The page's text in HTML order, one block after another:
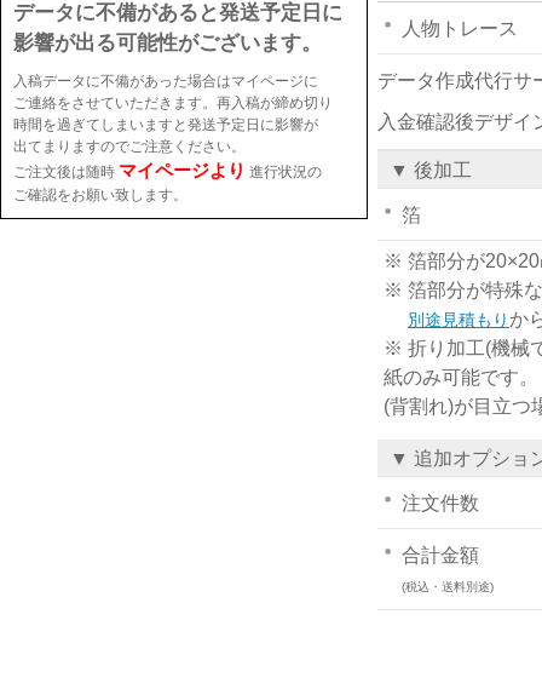
データに不備があると発送予定日に
影響が出る可能性がございます。
入稿データに不備があった場合はマイページに
ご連絡をさせていただきます。再入稿が締め切り
時間を過ぎてしまいますと発送予定日に影響が
出てまりますのでご注意ください。
ご注文後は随時 マイページより 進行状況の
ご確認をお願い致します。
人物トレース
データ作成代行サ
入金確認後デザイ
▼ 後加工
箔
※ 箔部分が20×20
※ 箔部分が特殊
別途見積もりか
※ 折り加工(機械
紙のみ可能です
(背割れ)が目立つ
▼ 追加オプショ
注文件数
合計金額
(税込・送料別途)